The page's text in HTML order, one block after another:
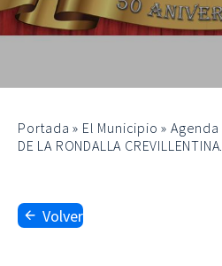
Portada » El Municipio »Agenda
DE LA RONDALLA CREVILLENTINA.
Volver